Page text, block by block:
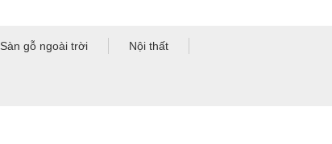
Sàn gỗ ngoài trời Nội thất